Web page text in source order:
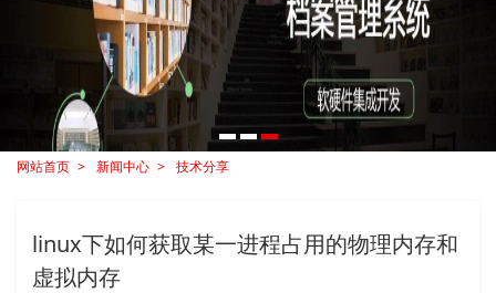
网站首页 新闻中心 技术分享
linux下如何获取某一进程占用的物理内存和
虚拟内存